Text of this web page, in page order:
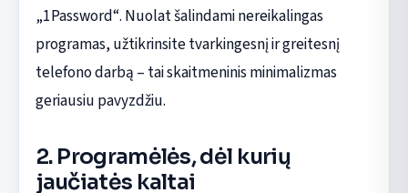
„1Password“. Nuolat šalindami nereikalingas
programas, užtikrinsite tvarkingesnį ir greitesnį
telefono darbą – tai skaitmeninis minimalizmas
geriausiu pavyzdžiu.
2. Programėlės, dėl kurių
jaučiatės kaltai